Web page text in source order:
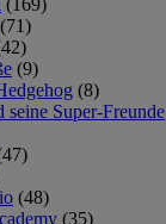
(71)
(9)
(8)
seine Super-Freunde
(48)
(35)